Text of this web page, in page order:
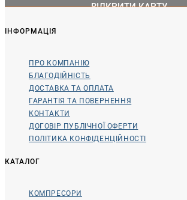
ВІДКРИТИ КАРТУ
ІНФОРМАЦІЯ
ПРО КОМПАНІЮ
БЛАГОДІЙНІСТЬ
ДОСТАВКА ТА ОПЛАТА
ГАРАНТІЯ ТА ПОВЕРНЕННЯ
КОНТАКТИ
ДОГОВІР ПУБЛІЧНОЇ ОФЕРТИ
ПОЛІТИКА КОНФІДЕНЦІЙНОСТІ
КАТАЛОГ
КОМПРЕСОРИ